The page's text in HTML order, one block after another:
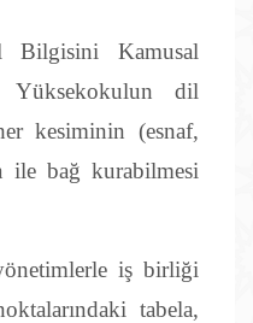
Bilgisini Kamusal
Yüksekokulun dil
kesiminin (esnaf,
ile bağ kurabilmesi
iş birliği
tabela,